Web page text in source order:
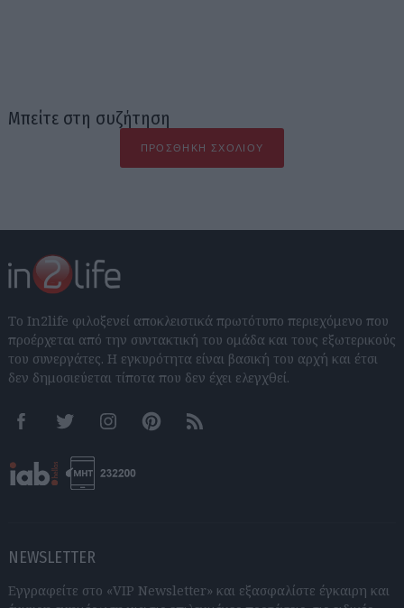
Μπείτε στη συζήτηση
ΠΡΟΣΘΉΚΗ ΣΧΟΛΊΟΥ
Το In2life φιλοξενεί αποκλειστικά πρωτότυπο περιεχόμενο που
προέρχεται από την συντακτική του ομάδα και τους εξωτερικούς
του συνεργάτες. Η εγκυρότητα είναι βασική του αρχή και έτσι
δεν δημοσιεύεται τίποτα που δεν έχει ελεγχθεί.
FacebookTwitter InstagramPinterestRSS feeds
NEWSLETTER
Εγγραφείτε στο «VIP Newsletter» και εξασφαλίστε έγκαιρη και